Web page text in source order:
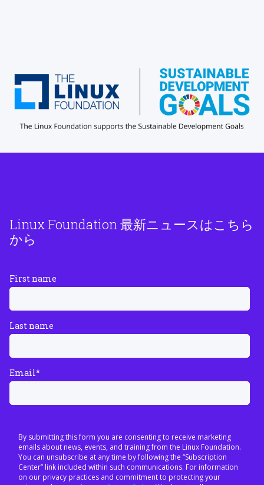
Linux Foundation 最新ニュースはこちら
から
First name
Last name
Email*
By submitting this form you are consenting to receive marketing
emails about news, events, and training from the Linux Foundation.
You can unsubscribe at any time by following the “Subscription
Center” link included within such communications. For information
on our privacy practices and commitment to protecting your